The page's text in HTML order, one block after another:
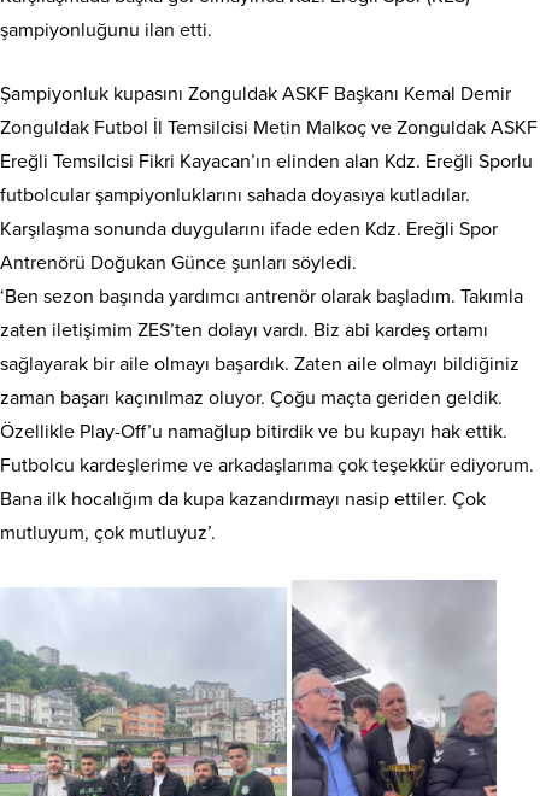
şampiyonluğunu ilan etti.
Şampiyonluk kupasını Zonguldak ASKF Başkanı Kemal Demir
Zonguldak Futbol İl Temsilcisi Metin Malkoç ve Zonguldak ASKF
Ereğli Temsilcisi Fikri Kayacan’ın elinden alan Kdz. Ereğli Sporlu
futbolcular şampiyonluklarını sahada doyasıya kutladılar.
Karşılaşma sonunda duygularını ifade eden Kdz. Ereğli Spor
Antrenörü Doğukan Günce şunları söyledi.
‘Ben sezon başında yardımcı antrenör olarak başladım. Takımla
zaten iletişimim ZES’ten dolayı vardı. Biz abi kardeş ortamı
sağlayarak bir aile olmayı başardık. Zaten aile olmayı bildiğiniz
zaman başarı kaçınılmaz oluyor. Çoğu maçta geriden geldik.
Özellikle Play-Off’u namağlup bitirdik ve bu kupayı hak ettik.
Futbolcu kardeşlerime ve arkadaşlarıma çok teşekkür ediyorum.
Bana ilk hocalığım da kupa kazandırmayı nasip ettiler. Çok
mutluyum, çok mutluyuz’.